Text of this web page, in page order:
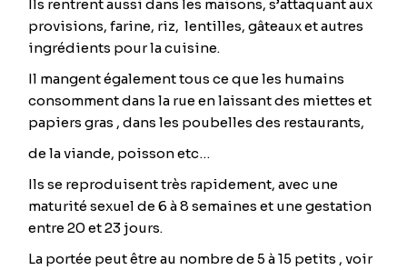
Ils rentrent aussi dans les maisons, s’attaquant aux
provisions, farine, riz, lentilles, gâteaux et autres
ingrédients pour la cuisine.
Il mangent également tous ce que les humains
consomment dans la rue en laissant des miettes et
papiers gras , dans les poubelles des restaurants,
de la viande, poisson etc…
Ils se reproduisent très rapidement, avec une
maturité sexuel de 6 à 8 semaines et une gestation
entre 20 et 23 jours.
La portée peut être au nombre de 5 à 15 petits , voir